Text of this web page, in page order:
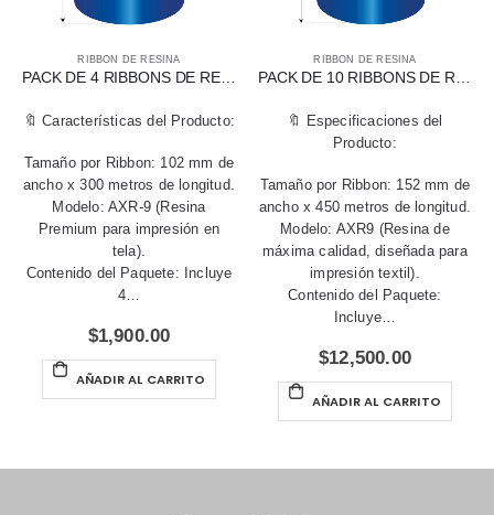
RIBBON DE RESINA
PACK DE 4 RIBBONS DE RESINA TELA AXR-9 DE 102 MM X 300 MTS
🔖 Características del Producto:
Tamaño por Ribbon: 102 mm de
ancho x 300 metros de longitud.
Modelo: AXR-9 (Resina
Premium para impresión en
tela).
Contenido del Paquete: Incluye
4…
$1,900.00
AÑADIR AL CARRITO
RIBBON DE RESINA
PACK DE 10 RIBBONS DE RESINA TELA ESPECIAL AXR9 DE 152 MM X 450 MTS
🔖 Especificaciones del
Producto:
Tamaño por Ribbon: 152 mm de
ancho x 450 metros de longitud.
Modelo: AXR9 (Resina de
máxima calidad, diseñada para
impresión textil).
Contenido del Paquete:
Incluye…
$12,500.00
AÑADIR AL CARRITO